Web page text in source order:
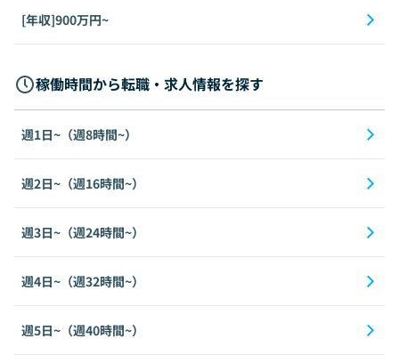
[年収]900万円~
稼働時間から転職・求人情報を探す
週1日~（週8時間~）
週2日~（週16時間~）
週3日~（週24時間~）
週4日~（週32時間~）
週5日~（週40時間~）